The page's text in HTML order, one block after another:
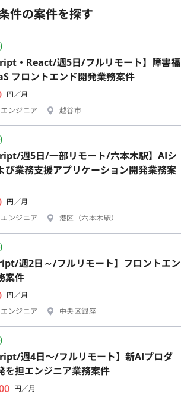
件の案件を探す
・React/週5日/フルリモート】障害福
フロントエンド開発業務案件
円／月
ンジニア
越谷市
週5日/一部リモート/六本木駅】AIシ
び業務支援アプリケーション開発業務案
円／月
ンジニア
港区（六本木駅）
週2日～/フルリモート】フロントエン
案件
円／月
ンジニア
中央区銀座
週4日〜/フルリモート】新AIプロダ
を担エンジニア業務案件
円／月